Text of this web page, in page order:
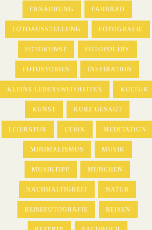
ERNÄHRUNG FAHRRAD
FOTOAUSSTELLUNG FOTOGRAFIE
FOTOKUNST FOTOPOETRY
FOTOSTORIES INSPIRATION
KLEINE LEBENSWEISHEITEN KULTUR
KUNST KURZ GESAGT
LITERATUR LYRIK MEDITATION
MINIMALISMUS MUSIK
MUSIKTIPP MÜNCHEN
NACHHALTIGKEIT NATUR
REISEFOTOGRAFIE REISEN